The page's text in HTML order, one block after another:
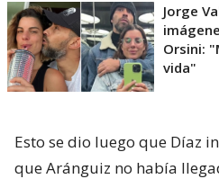
Jorge
Orsini:
vida"
Esto se dio luego que Díaz
que Aránguiz no había